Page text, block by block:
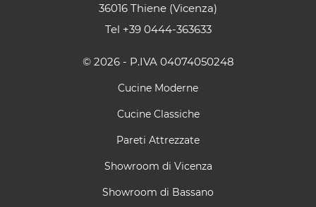
36016 Thiene (Vicenza)
Tel +39 0444-363633
© 2026 - P.IVA 04074050248
Cucine Moderne
Cucine Classiche
Pareti Attrezzate
Showroom di Vicenza
Showroom di Bassano